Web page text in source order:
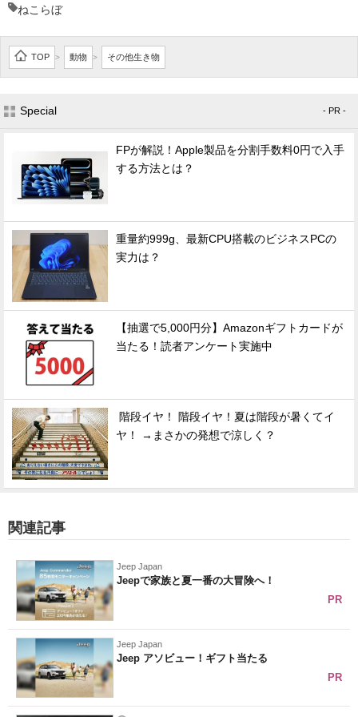
ねこらぼ
TOP > 動物 > その他生き物
Special - PR -
FPが解説！Apple製品を分割手数料0円で入手
する方法とは？
重量約999g、最新CPU搭載のビジネスPCの
実力は？
【抽選で5,000円分】Amazonギフトカードが
当たる！読者アンケート実施中
階段イヤ！ 階段イヤ！夏は階段が暑くてイ
ヤ！ →まさかの発想で涼しく？
関連記事
Jeep Japan
Jeepで家族と夏一番の大冒険へ！
PR
Jeep Japan
Jeep アソビュー！ギフト当たる
PR